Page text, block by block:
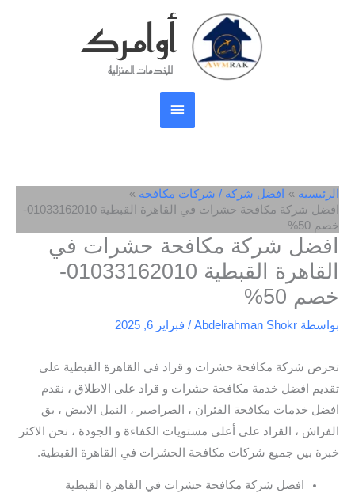
أوامرك
للخدمات المنزلية
القائمة
الرئيسية
الرئيسية
افضل شركة / شركات مكافحة
افضل شركة مكافحة حشرات في القاهرة القبطية 01033162010-
خصم 50%
افضل شركة مكافحة حشرات في
القاهرة القبطية 01033162010-
خصم 50%
بواسطة Abdelrahman Shokr
/ فبراير 6, 2025
تحرص شركة مكافحة حشرات و قراد في القاهرة القبطية على
تقديم افضل خدمة مكافحة حشرات و قراد على الاطلاق ، نقدم
افضل خدمات مكافحة الفئران ، الصراصير ، النمل الابيض ، بق
الفراش ، القراد على أعلى مستويات الكفاءة و الجودة ، نحن الاكثر
خبرة بين جميع شركات مكافحة الحشرات في القاهرة القبطية.
افضل شركة مكافحة حشرات في القاهرة القبطية